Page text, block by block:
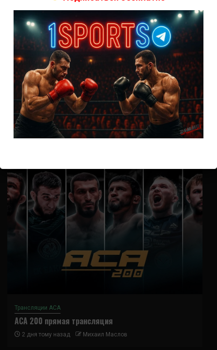
А как смотреть с ноутбука?
Анонимно кРасписание боев UFC
Кусок говна ты, существом даже нельзя ,такое как ты назвать!
АнонимнокКонор МакГрегор
УЧ
АнонимнокРэнди Браун — Николас Далби
не запускается ни один бой, реклама есть, а когда
заканчивается начинается загрузка видео длиною в жизнь.
Исправьте пожалуйста
Трансляции ACA
ACA 200 прямая трансляция
2 дня тому назад Михаил Маслов